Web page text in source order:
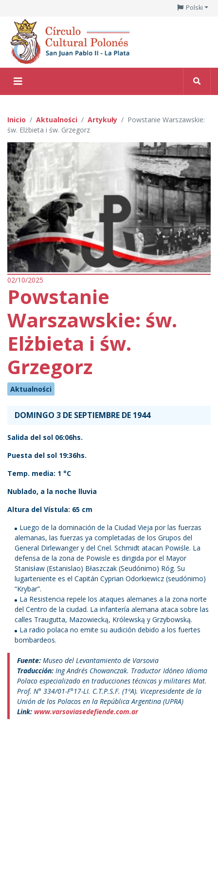
Polski
Inicio Aktualności Artykuły
Powstanie Warszawskie:
św. Elżbieta i św. Grzegorz
02/10/2025
Powstanie
Warszawskie: św.
Elżbieta i św.
Grzegorz
Aktualności
DOMINGO 3 DE SEPTIEMBRE DE 1944
Salida del sol 06:06hs.
Puesta del sol 19:36hs.
Temp. media: 1 °C
Nublado, a la noche lluvia
Altura del Vístula: 65 cm
Luego de la dominación de la Ciudad Vieja por las fuerzas
alemanas, las fuerzas ya completadas de los Grupos del
General Dirlewanger y del Cnel. Schmidt atacan Powiśle. La
defensa de la zona de Powisle es dirigida por el Mayor
Stanisław (Estanislao) Błaszczak (Seudónimo) Róg. Su
lugarteniente es el Capitán Cyprian Odorkiewicz (seudónimo)
“Krybar”.
La Resistencia repele los ataques alemanes a la zona norte
del Centro de la ciudad. La infantería alemana ataca sobre las
calles Traugutta, Mazowiecką, Królewską y Grzybowską.
La radio polaca no emite su audición debido a los fuertes
bombardeos.
Fuente: Museo del Levantamiento de Varsovia
Traducción: Ing Andrés Chowanczak. Traductor Idóneo Idioma
Polaco especializado en traducciones técnicas y militares Mat.
Prof. N° 334/01-F°17-LI. C.T.P.S.F. (1ºA). Vicepresidente de la
Unión de los Polacos en la República Argentina (UPRA)
Link: www.varsoviasedefiende.com.ar